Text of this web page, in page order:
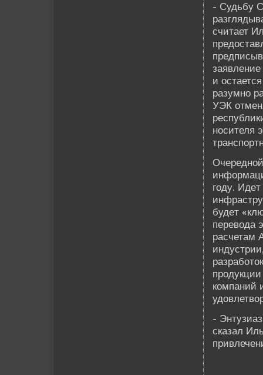
- Судьбу
считает
и
разумно
УЭК
носителя
году.
буде­т
перевода
расчетам
компаний
-
сказал